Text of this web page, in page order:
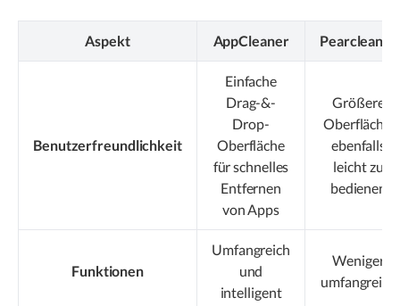
Aspekt AppCleaner Pearcleaner
Benutzerfreundlichkeit
Einfache
Drag-&-
Drop-
Oberfläche
für schnelles
Entfernen
von Apps
Größere
Oberfläche,
ebenfalls
leicht zu
bedienen
Funktionen
Umfangreich
und
intelligent
Weniger
umfangreich